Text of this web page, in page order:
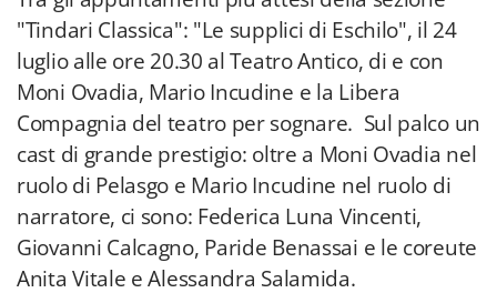
"Tindari Classica": "Le supplici di Eschilo", il 24
luglio alle ore 20.30 al Teatro Antico, di e con
Moni Ovadia, Mario Incudine e la Libera
Compagnia del teatro per sognare. Sul palco un
cast di grande prestigio: oltre a Moni Ovadia nel
ruolo di Pelasgo e Mario Incudine nel ruolo di
narratore, ci sono: Federica Luna Vincenti,
Giovanni Calcagno, Paride Benassai e le coreute
Anita Vitale e Alessandra Salamida.